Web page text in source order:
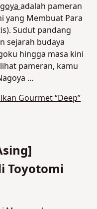
adalah pameran
yang Membuat Para
Sudut pandang
sejarah budaya
hingga masa kini
pameran, kamu
…
Gourmet “Deep”
Toyotomi